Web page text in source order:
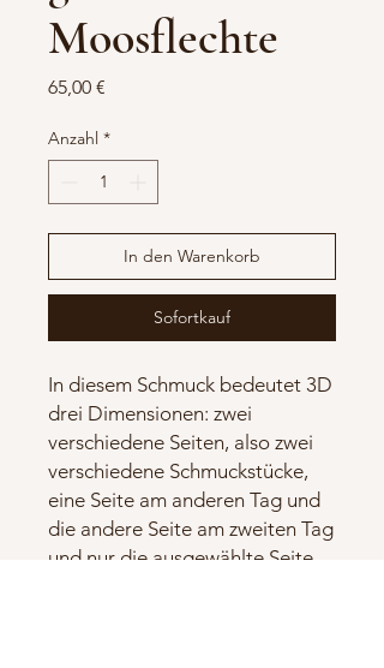
Moosflechte
65,00 €
Anzahl *
In den Warenkorb
Sofortkauf
In diesem Schmuck bedeutet 3D
drei Dimensionen: zwei
verschiedene Seiten, also zwei
verschiedene Schmuckstücke,
eine Seite am anderen Tag und
die andere Seite am zweiten Tag
und nur die ausgewählte Seite